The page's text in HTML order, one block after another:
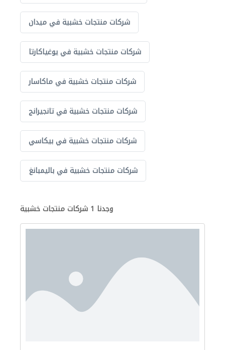
شركات منتجات خشبية في ميدان
شركات منتجات خشبية في يوغياكارتا
شركات منتجات خشبية في ماكاسار
شركات منتجات خشبية في تانجيرانج
شركات منتجات خشبية في بيكاسي
شركات منتجات خشبية في باليمبانغ
وجدنا 1 شركات منتجات خشبية